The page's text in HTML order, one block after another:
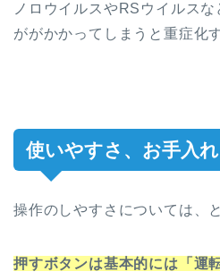
ノロウイルスやRSウイルス
ががかかってしまうと重症化
使いやすさ、お手入
操作のしやすさについては、
押すボタンは基本的には「運